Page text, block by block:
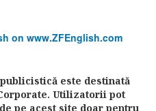
on www.ZFEnglish.com
este destinată
Utilizatorii pot
pe acest site doar pentru